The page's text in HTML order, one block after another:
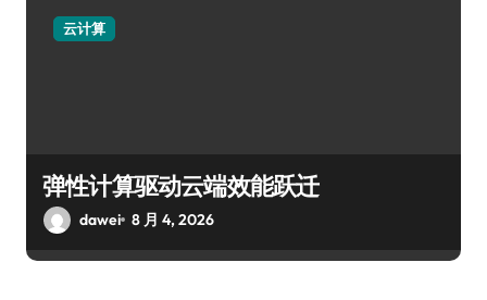
云计算
弹性计算驱动云端效能跃迁
dawei 8 月 4, 2026